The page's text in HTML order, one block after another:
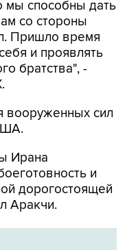
Пришло время
и проявлять
братства", -
сил
дорогостоящей
Аракчи.
Ирана